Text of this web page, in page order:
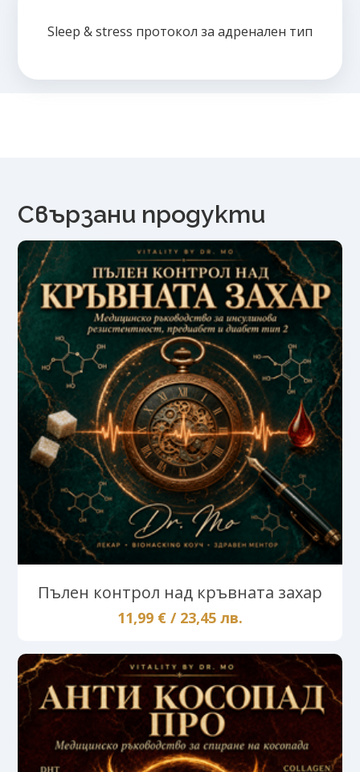
Sleep & stress протокол за адренален тип
Свързани продукти
Пълен контрол над кръвната захар
11,99 € / 23,45 лв.